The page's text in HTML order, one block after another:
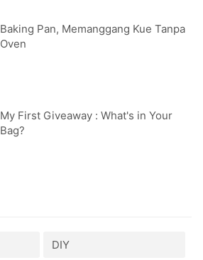
Baking Pan, Memanggang Kue Tanpa
Oven
My First Giveaway : What's in Your
Bag?
DIY